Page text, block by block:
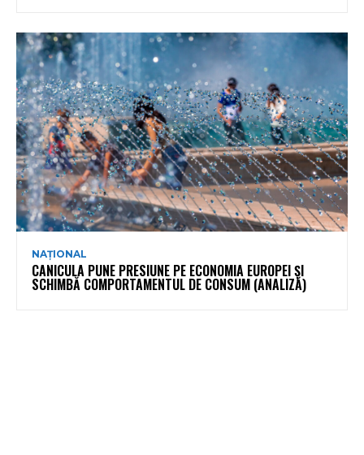
NAȚIONAL
CANICULA PUNE PRESIUNE PE ECONOMIA EUROPEI ȘI
SCHIMBĂ COMPORTAMENTUL DE CONSUM (ANALIZĂ)